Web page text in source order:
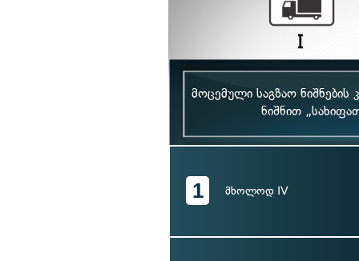
მოცემული საგზაო
ნიშნით
1 მხოლოდ IV